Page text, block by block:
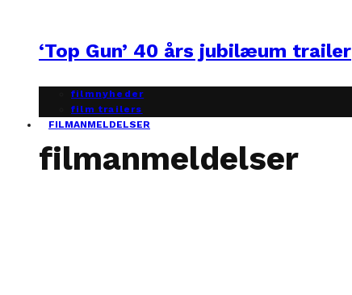
‘Top Gun’ 40 års jubilæum trailer
filmnyheder
film trailers
FILMANMELDELSER
filmanmeldelser